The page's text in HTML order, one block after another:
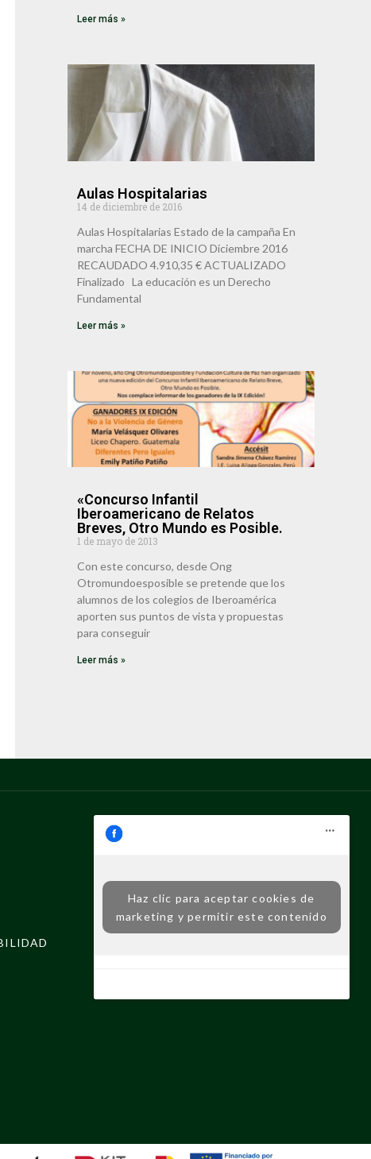
Leer más »
Aulas Hospitalarias
14 de diciembre de 2016
Aulas Hospitalarias Estado de la campaña En
marcha FECHA DE INICIO Diciembre 2016
RECAUDADO 4.910,35 € ACTUALIZADO
Finalizado La educación es un Derecho
Fundamental
Leer más »
«Concurso Infantil
Iberoamericano de Relatos
Breves, Otro Mundo es Posible.
1 de mayo de 2013
Con este concurso, desde Ong
Otromundoesposible se pretende que los
alumnos de los colegios de Iberoamérica
aporten sus puntos de vista y propuestas
para conseguir
Leer más »
Haz clic para aceptar cookies de
marketing y permitir este contenido